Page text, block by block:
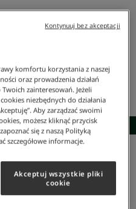
STYLIZACJĘ
T-Shirt Z Okrągłym Dekoltem
komfortu korzystania z naszej
oraz prowadzenia działań
zainteresowań. Jeżeli
niezbędnych do działania
Aby zarządzać swoimi
możesz kliknąć przycisk
się z naszą Polityką
szczegółowe informacje.
Akceptuj wszystkie pliki
cookie
Kontynuuj bez akceptacji